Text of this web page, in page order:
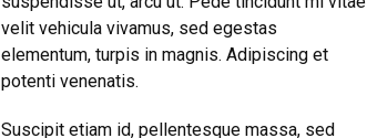
velit vehicula vivamus, sed egestas
elementum, turpis in magnis. Adipiscing et
potenti venenatis.
Suscipit etiam id, pellentesque massa, sed